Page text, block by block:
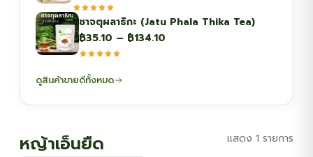
฿40.50
through
ชาจตุผลาธิกะ (Jatu Phala Thika Tea)
฿35.10 – ฿134.10
ดูสินค้าขายดีทั้งหมด
หญ้าเอ็นยืด แสดง 1 รายการ